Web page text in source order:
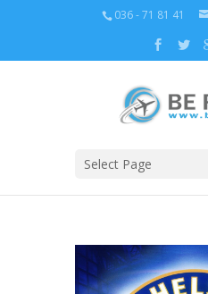
036 - 71 81 41
Select Page